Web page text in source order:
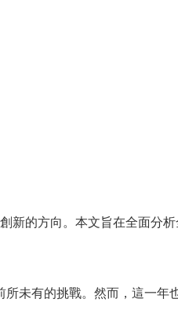
新的方向。本文旨在全面分
未有的挑戰。然而，這一年